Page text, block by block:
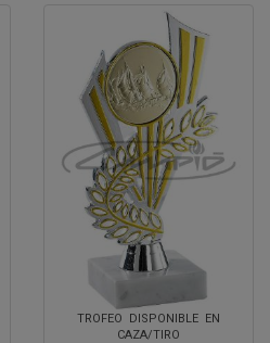
TROFEO DISPONIBLE EN
CAZA/TIRO